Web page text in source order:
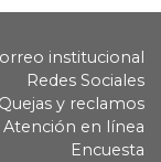
institucional
Redes Sociales
Quejas y reclamos
Atención en línea
Encuesta